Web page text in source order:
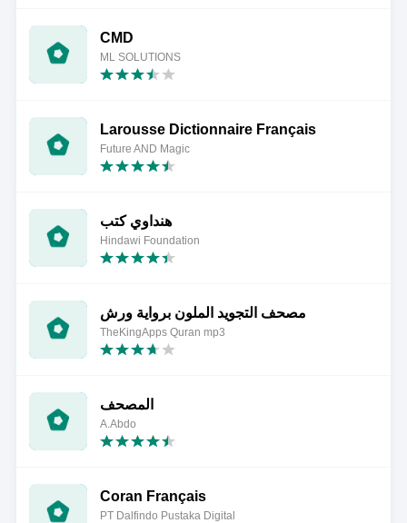
CMD
ML SOLUTIONS
Larousse Dictionnaire Français
Future AND Magic
هنداوي كتب
Hindawi Foundation
مصحف التجويد الملون برواية ورش
TheKingApps Quran mp3
المصحف
A.Abdo
Coran Français
PT Dalfindo Pustaka Digital